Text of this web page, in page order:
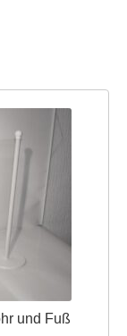
und Fuß